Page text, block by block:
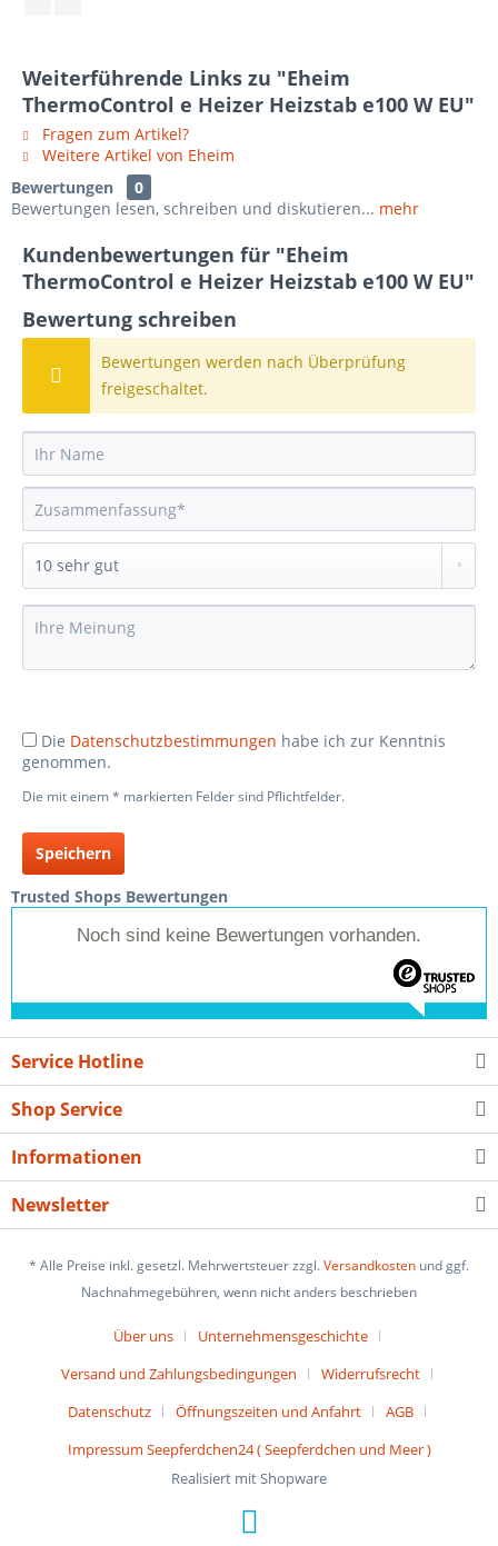
Weiterführende Links zu "Eheim
ThermoControl e Heizer Heizstab e100 W EU"
Fragen zum Artikel?
Weitere Artikel von Eheim
Bewertungen
0
Bewertungen lesen, schreiben und diskutieren... mehr
Kundenbewertungen für "Eheim
ThermoControl e Heizer Heizstab e100 W EU"
Bewertung schreiben
Bewertungen werden nach Überprüfung
freigeschaltet.
Die Datenschutzbestimmungen habe ich zur Kenntnis
genommen.
Die mit einem * markierten Felder sind Pflichtfelder.
Speichern
Trusted Shops Bewertungen
Noch sind keine Bewertungen vorhanden.
Service Hotline
Shop Service
Informationen
Newsletter
* Alle Preise inkl. gesetzl. Mehrwertsteuer zzgl.Versandkosten und ggf.
Nachnahmegebühren, wenn nicht anders beschrieben
Über uns
Unternehmensgeschichte
Versand und Zahlungsbedingungen
Widerrufsrecht
Datenschutz
Öffnungszeiten und Anfahrt
AGB
Impressum Seepferdchen24 ( Seepferdchen und Meer )
Realisiert mit Shopware